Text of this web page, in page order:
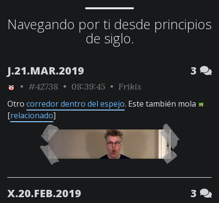
Navegando por ti desde principios
de siglo.
J.21.MAR.2019 3
• #42738 • 08:39:45 • Frikis
Otro corredor dentro del espejo. Este también mola
[relacionado]
X.20.FEB.2019 3